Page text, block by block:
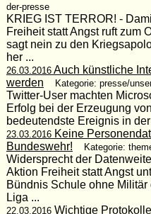
der-presse
KRIEG IST TERROR! -
Freiheit statt Angst ruft zum
sagt nein zu den
her ...
26.03.2016Auch künstliche
werden
Kategorie: presse/
Twitter-User machten
Erfolg bei der Erzeugung
bedeutendste Ereignis in
23.03.2016Keine
Bundeswehr!
Kategorie:
Widersprecht der
Aktion Freiheit statt Angst
Bündnis Schule ohne
Liga ...
22.03.2016Wichtige